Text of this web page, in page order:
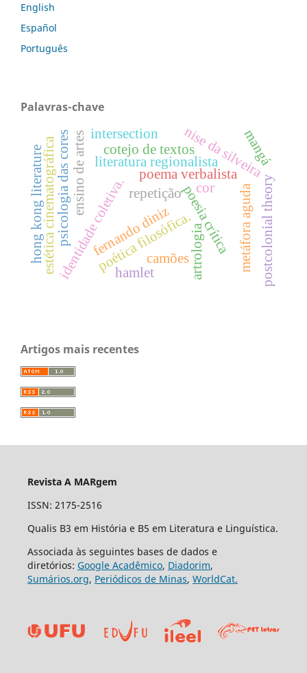
English
Español
Português
Palavras-chave
poema verbalista
poesia crítica
literatura regionalista
identidade coletiva.poética filosófica.
psicologia das cores
estética cinematográfica cor
nise da silveira
fernando diniz
ensino de artes cotejo de textos
artrologia
repetição metáfora aguda
camões postcolonial theory
hong kong literature
intersection
hamlet
mangá
Artigos mais recentes
Revista A MARgem
ISSN: 2175-2516
Qualis B3 em História e B5 em Literatura e Linguística.
Associada às seguintes bases de dados e
diretórios: Google Acadêmico, Diadorim,
Sumários.org, Periódicos de Minas, WorldCat.